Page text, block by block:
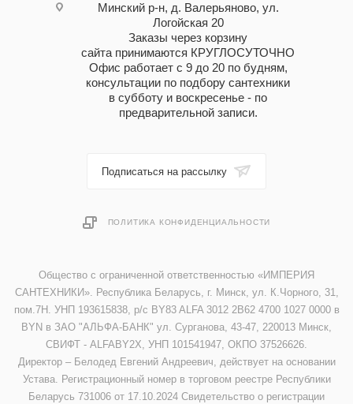
Минский р-н, д. Валерьяново, ул.
Логойская 20
Заказы через корзину
сайта принимаются КРУГЛОСУТОЧНО
Офис работает с 9 до 20 по будням,
консультации по подбору сантехники
в субботу и воскресенье - по
предварительной записи.
Подписаться на рассылку
ПОЛИТИКА КОНФИДЕНЦИАЛЬНОСТИ
Общество с ограниченной ответственностью «ИМПЕРИЯ
САНТЕХНИКИ». Республика Беларусь, г. Минск, ул. К.Чорного, 31,
пом.7Н. УНП 193615838, р/с BY83 ALFA 3012 2B62 4700 1027 0000 в
BYN в ЗАО "АЛЬФА-БАНК" ул. Сурганова, 43-47, 220013 Минск,
СВИФТ - ALFABY2X, УНП 101541947, ОКПО 37526626.
Директор – Белодед Евгений Андреевич, действует на основании
Устава. Регистрационный номер в торговом реестре Республики
Беларусь 731006 от 17.10.2024 Свидетельство о регистрации